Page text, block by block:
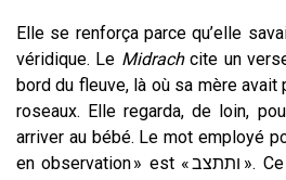
Elle se renforça parce qu’elle
véridique. Le Midrachcite un
bord du fleuve, là où sa mère
roseaux. Elle regarda, de loin,
arriver au bébé. Le mot employé
en observation » est « ותתצב ». Ce mot est différent de «